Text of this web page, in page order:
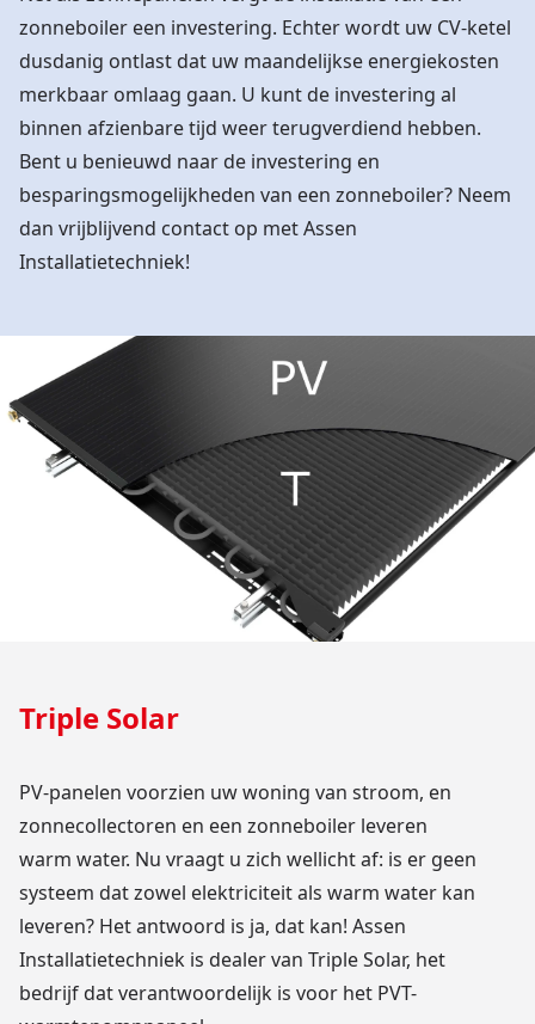
zonneboiler een investering. Echter wordt uw CV-ketel
dusdanig ontlast dat uw maandelijkse energiekosten
merkbaar omlaag gaan. U kunt de investering al
binnen afzienbare tijd weer terugverdiend hebben.
Bent u benieuwd naar de investering en
besparingsmogelijkheden van een zonneboiler? Neem
dan vrijblijvend contact op met Assen
Installatietechniek!
Triple Solar
PV-panelen voorzien uw woning van stroom, en
zonnecollectoren en een zonneboiler leveren
warm water. Nu vraagt u zich wellicht af: is er geen
systeem dat zowel elektriciteit als warm water kan
leveren? Het antwoord is ja, dat kan! Assen
Installatietechniek is dealer van Triple Solar, het
bedrijf dat verantwoordelijk is voor het PVT-